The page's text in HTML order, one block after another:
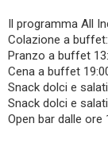
Il programma All
Colazione a
Pranzo a buffet
Cena a buffet
Snack dolci e
Snack dolci e
Open bar dalle ore